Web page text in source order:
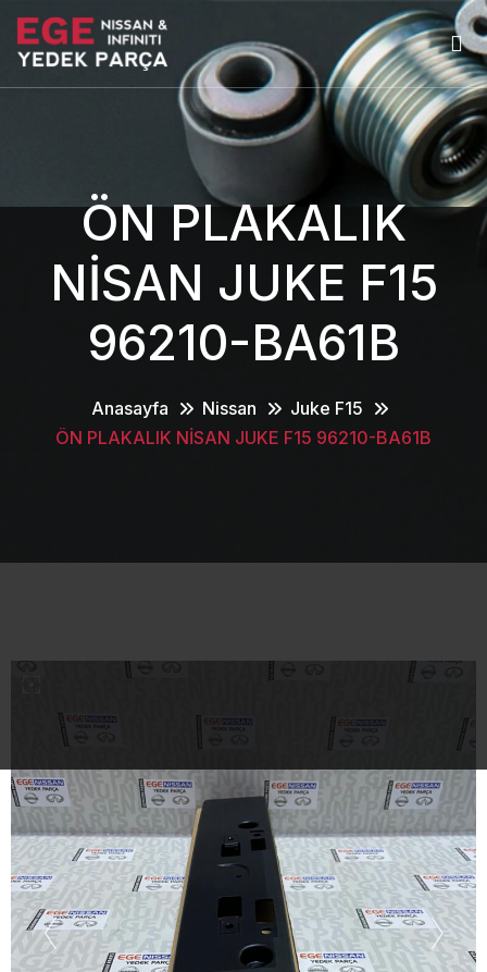
ÖN PLAKALIK
NİSAN JUKE F15
96210-BA61B
Anasayfa Nissan
Juke F15
ÖN PLAKALIK NİSAN JUKE F15 96210-BA61B